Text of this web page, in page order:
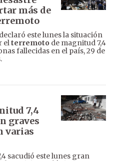
más de
declaró este lunes la situación
elterremoto de magnitud 7,4
fallecidas en el país, 29 de
7,4
graves
varias
sacudió este lunes gran